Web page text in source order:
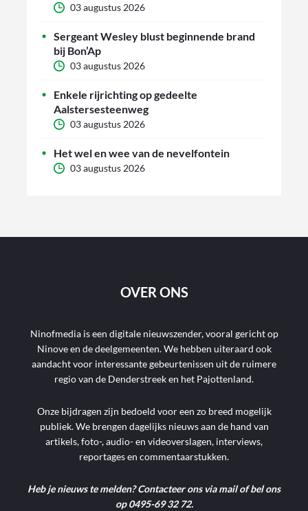
03 augustus 2026
Sergeant Wesley blust beginnende brand
bij Bon’Ap
03 augustus 2026
Enkele rijrichting op gedeelte
Aalstersesteenweg
03 augustus 2026
Het wel en wee van de nevelfontein
03 augustus 2026
OVER ONS
Ninofmedia is een digitale nieuwszender, vooral gericht op
Ninove en de deelgemeenten. We hebben uiteraard ook
aandacht voor interessante gebeurtenissen uit de ruimere
regio van de Denderstreek en het Pajottenland.
Onze bijdragen zijn bedoeld voor een zo breed mogelijk
publiek. We brengen dagelijks nieuws aan de hand van
artikels, foto-, audio- en videoverslagen, interviews,
reportages en commentaarstukken.
Heb je nieuws te melden? Contacteer ons via mail of bel ons
op 0495-69 32 72.